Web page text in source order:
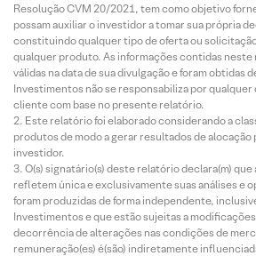
Resolução CVM 20/2021, tem como objetivo
possam auxiliar o investidor a tomar sua própria
constituindo qualquer tipo de oferta ou
qualquer produto. As informações contidas
válidas na data de sua divulgação e foram obtidas
Investimentos não se responsabiliza por qualquer
cliente com base no presente relatório.
Este relatório foi elaborado considerando a
produtos de modo a gerar resultados de alocação
investidor.
O(s) signatário(s) deste relatório declara(m)
refletem única e exclusivamente suas análises e
foram produzidas de forma independente,
Investimentos e que estão sujeitas a
decorrência de alterações nas condições de
remuneração(es) é(são) indiretamente